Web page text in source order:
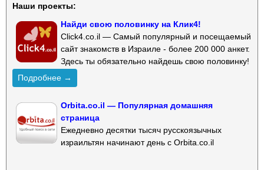
Наши проекты:
Найди свою половинку на Клик4!
Click4.co.il — Самый популярный и посещаемый
сайт знакомств в Израиле - более 200 000 анкет.
Здесь ты обязательно найдешь свою половинку!
Подробнее →
Orbita.co.il — Популярная домашняя
страница
Ежедневно десятки тысяч русскоязычных
израильтян начинают день с Orbita.co.il